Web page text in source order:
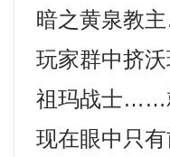
暗之黄泉教
玩家群中挤
祖玛战士……
现在眼中只